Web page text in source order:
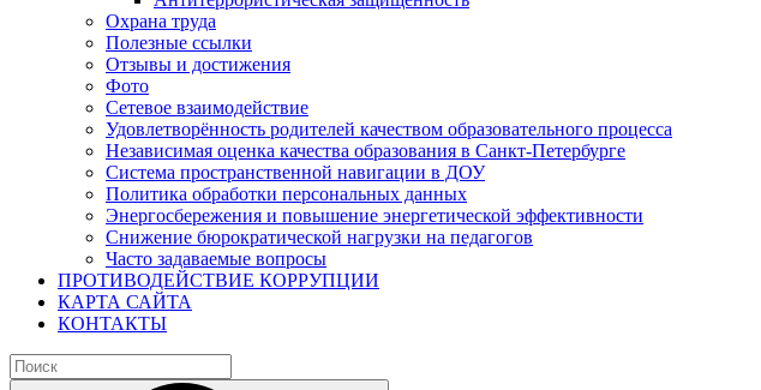
Охрана труда
Полезные ссылки
Отзывы и достижения
Фото
Сетевое взаимодействие
Удовлетворённость родителей качеством образовательного процесса
Независимая оценка качества образования в Санкт-Петербурге
Система пространственной навигации в ДОУ
Политика обработки персональных данных
Энергосбережения и повышение энергетической эффективности
Снижение бюрократической нагрузки на педагогов
Часто задаваемые вопросы
ПРОТИВОДЕЙСТВИЕ КОРРУПЦИИ
КАРТА САЙТА
КОНТАКТЫ